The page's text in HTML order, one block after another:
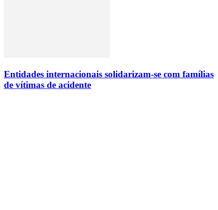
Entidades internacionais solidarizam-se com famílias
de vítimas de acidente